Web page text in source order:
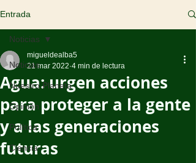
Entrada
Noticias
Nuestro Planeta
Opinión
Política
Ciencia
Noticias
Agua: urgen acciones
para proteger a la gente
y a las generaciones
futuras
migueldealba5
21 mar 2022 4 min de lectura